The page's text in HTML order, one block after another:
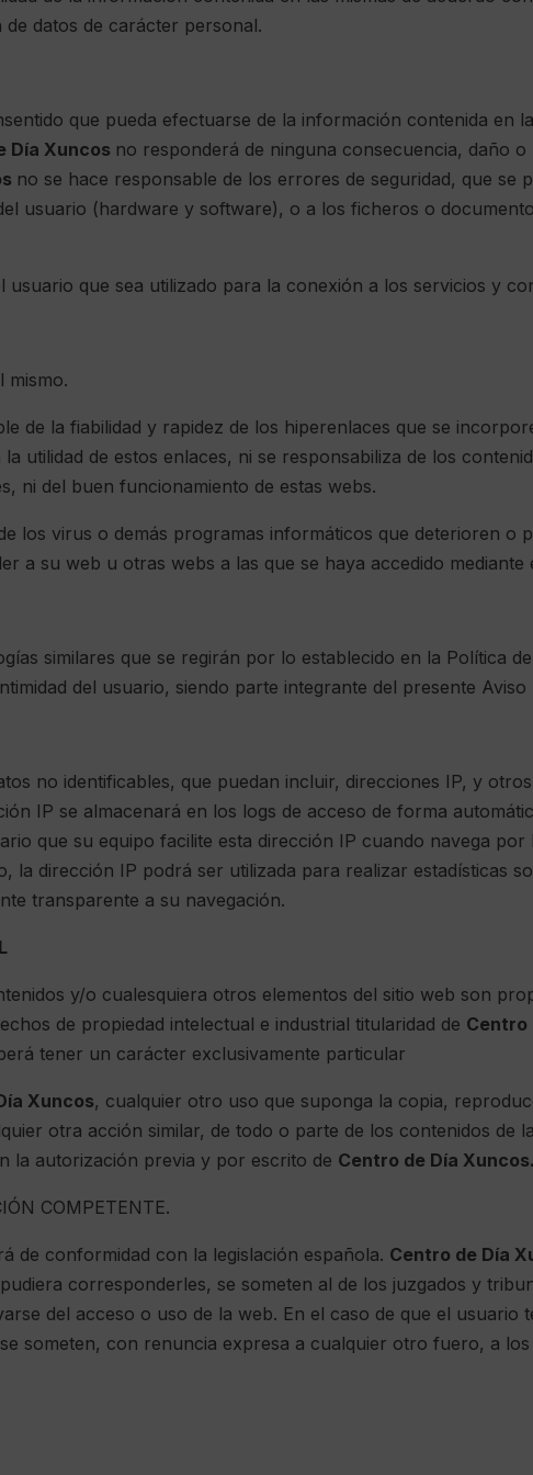
datos de carácter personal.
que pueda efectuarse de la información contenida en
Día Xuncos no responderá de ninguna consecuencia, daño
no se hace responsable de los errores de seguridad, que se
usuario (hardware y software), o a los ficheros o
que sea utilizado para la conexión a los servicios y
mismo.
de la fiabilidad y rapidez de los hiperenlaces que se
la utilidad de estos enlaces, ni se responsabiliza de los
ni del buen funcionamiento de estas webs.
los virus o demás programas informáticos que deterioren o
a su web u otras webs a las que se haya accedido mediante
similares que se regirán por lo establecido en la Política
del usuario, siendo parte integrante del presente Aviso
no identificables, que puedan incluir, direcciones IP, y
IP se almacenará en los logs de acceso de forma
que su equipo facilite esta dirección IP cuando navega
la dirección IP podrá ser utilizada para realizar estadísticas
transparente a su navegación.
y/o cualesquiera otros elementos del sitio web son
de propiedad intelectual e industrial titularidad de Centro
tener un carácter exclusivamente particular
Xuncos, cualquier otro uso que suponga la copia,
otra acción similar, de todo o parte de los contenidos de
la autorización previa y por escrito de Centro de Día Xuncos.
COMPETENTE.
de conformidad con la legislación española. Centro de Día
corresponderles, se someten al de los juzgados y
del acceso o uso de la web. En el caso de que el usuario
someten, con renuncia expresa a cualquier otro fuero, a